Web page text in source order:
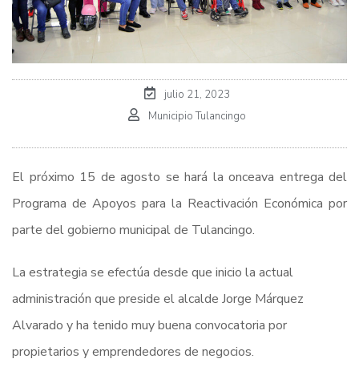
julio 21, 2023
Municipio Tulancingo
El próximo 15 de agosto se hará la onceava entrega del
Programa de Apoyos para la Reactivación Económica por
parte del gobierno municipal de Tulancingo.
La estrategia se efectúa desde que inicio la actual
administración que preside el alcalde Jorge Márquez
Alvarado y ha tenido muy buena convocatoria por
propietarios y emprendedores de negocios.